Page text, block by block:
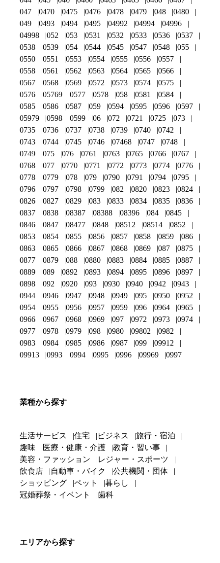
047
0470 0475 0476 0478 0479 048
0480
049
0493 0494 0495 04992 04994
04996
04998
052 053 0531 0532 0533 0536
0537
0538
0539 054 0544 0545 0547 0548
055
0550
0551 0553 0554 0555 0556
0557
0558
0561 0562 0563 0564 0565
0566
0567
0568 0569 0572 0573 0574
0575
0576
05769 0577 0578 058 0581
0584
0585
0586 0587 059 0594 0595 0596
0597
05979
0598 0599 06 072 0721 0725
073
0735
0736 0737 0738 0739 0740
0742
0743
0744 0745 0746 07468 0747
0748
0749
075 076 0761 0763 0765 0766
0767
0768
077 0770 0771 0772 0773 0774
0776
0778
0779 078 079 0790 0791 0794
0795
0796
0797 0798 0799 082 0820 0823
0824
0826
0827 0829 083 0833 0834 0835
0836
0837
0838 08387 08388 08396 084
0845
0846
0847 08477 0848 08512 08514
0852
0853
0854 0855 0856 0857 0858 0859
086
0863
0865 0866 0867 0868 0869 087
0875
0877
0879 088 0880 0883 0884 0885
0887
0889
089 0892 0893 0894 0895 0896
0897
0898
092 0920 093 0930 0940 0942
0943
0944
0946 0947 0948 0949 095 0950
0952
0954
0955 0956 0957 0959 096 0964
0965
0966
0967 0968 0969 097 0972 0973
0974
0977
0978 0979 098 0980 09802
0982
0983
0984 0985 0986 0987 099
09912
09913
0993 0994 0995 0996 09969 0997
業種から探す
生活サービス 住宅 ビジネス
旅行・宿泊
趣味
医療・健康・介護
教育・習い事
美容・ファッション
レジャー・スポーツ
飲食店
自動車・バイク
公共機関・団体
ショッピング
ペット
暮らし
冠婚葬祭・イベント
歯科
エリアから探す